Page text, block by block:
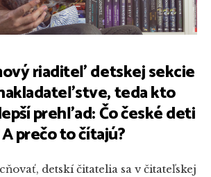
riaditeľ detskej sekcie
teda kto
prehľad: Čo české deti
prečo to čítajú?
detskí čitatelia sa v čitateľskej